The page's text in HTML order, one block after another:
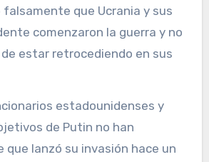
falsamente que Ucrania y sus
comenzaron la guerra y no
estar retrocediendo en sus
estadounidenses y
de Putin no han
que lanzó su invasión hace un